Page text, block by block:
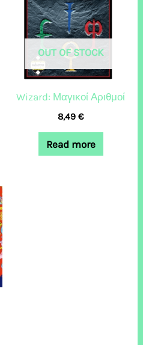
OUT OF STOCK
Wizard: Μαγικοί Αριθμοί
8,49€
Read more